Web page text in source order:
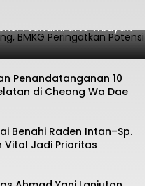
Bitung, BMKG
Tsunami di 10 Wilayah
Penandatanganan 10
di Cheong Wa Dae
Benahi Raden Intan–Sp.
Vital Jadi Prioritas